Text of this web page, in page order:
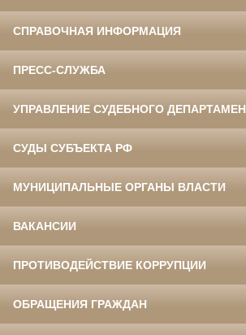
СПРАВОЧНАЯ ИНФОРМАЦИЯ
ПРЕСС-СЛУЖБА
УПРАВЛЕНИЕ СУДЕБНОГО
СУДЫ СУБЪЕКТА РФ
МУНИЦИПАЛЬНЫЕ ОРГАНЫ ВЛАСТИ
ВАКАНСИИ
ПРОТИВОДЕЙСТВИЕ КОРРУПЦИИ
ОБРАЩЕНИЯ ГРАЖДАН